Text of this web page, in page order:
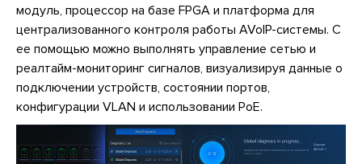
модуль, процессор на базе FPGA и платформа для
централизованного контроля работы AVoIP-системы. С
ее помощью можно выполнять управление сетью и
реалтайм-мониторинг сигналов, визуализируя данные о
подключении устройств, состоянии портов,
конфигурации VLAN и использовании PoE.